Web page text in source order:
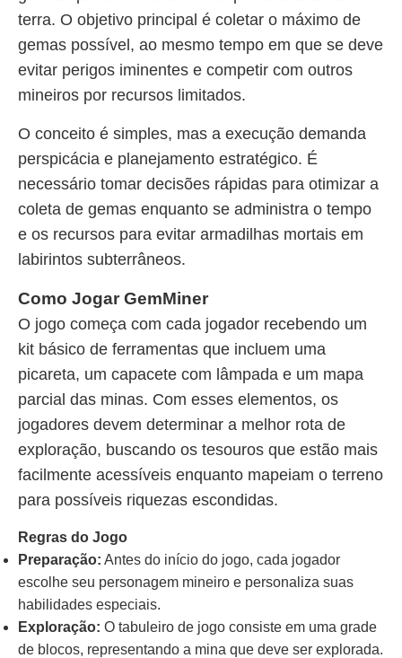
terra. O objetivo principal é coletar o máximo de
gemas possível, ao mesmo tempo em que se deve
evitar perigos iminentes e competir com outros
mineiros por recursos limitados.
O conceito é simples, mas a execução demanda
perspicácia e planejamento estratégico. É
necessário tomar decisões rápidas para otimizar a
coleta de gemas enquanto se administra o tempo
e os recursos para evitar armadilhas mortais em
labirintos subterrâneos.
Como Jogar GemMiner
O jogo começa com cada jogador recebendo um
kit básico de ferramentas que incluem uma
picareta, um capacete com lâmpada e um mapa
parcial das minas. Com esses elementos, os
jogadores devem determinar a melhor rota de
exploração, buscando os tesouros que estão mais
facilmente acessíveis enquanto mapeiam o terreno
para possíveis riquezas escondidas.
Regras do Jogo
Preparação: Antes do início do jogo, cada jogador
escolhe seu personagem mineiro e personaliza suas
habilidades especiais.
Exploração: O tabuleiro de jogo consiste em uma grade
de blocos, representando a mina que deve ser explorada.